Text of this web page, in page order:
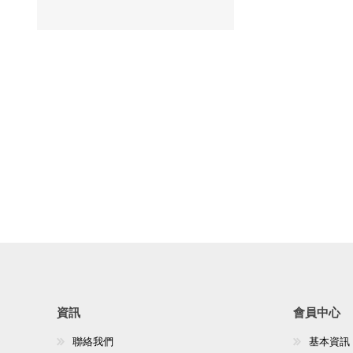
資訊
聯絡我們
會員中心
基本資訊